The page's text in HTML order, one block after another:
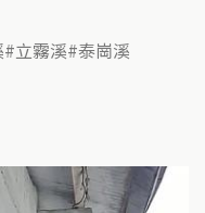
立霧溪 泰崗溪